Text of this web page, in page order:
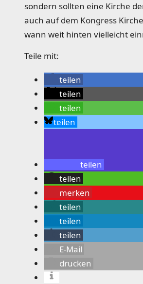
sondern sollten eine Kirche
auch auf dem Kongress
wann weit hinten vielleicht
Teile mit:
teilen
teilen
teilen
teilen
teilen
teilen
merken
teilen
teilen
teilen
E-Mail
drucken